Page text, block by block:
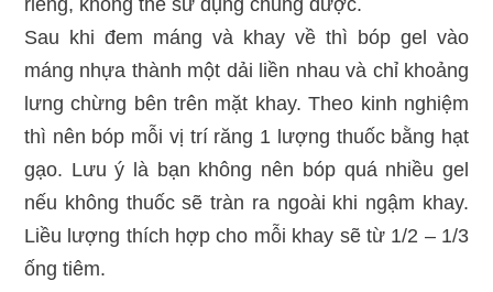
riêng, không thể sử dụng chung được.
Sau khi đem máng và khay về thì bóp gel vào
máng nhựa thành một dải liền nhau và chỉ khoảng
lưng chừng bên trên mặt khay. Theo kinh nghiệm
thì nên bóp mỗi vị trí răng 1 lượng thuốc bằng hạt
gạo. Lưu ý là bạn không nên bóp quá nhiều gel
nếu không thuốc sẽ tràn ra ngoài khi ngậm khay.
Liều lượng thích hợp cho mỗi khay sẽ từ 1/2 – 1/3
ống tiêm.